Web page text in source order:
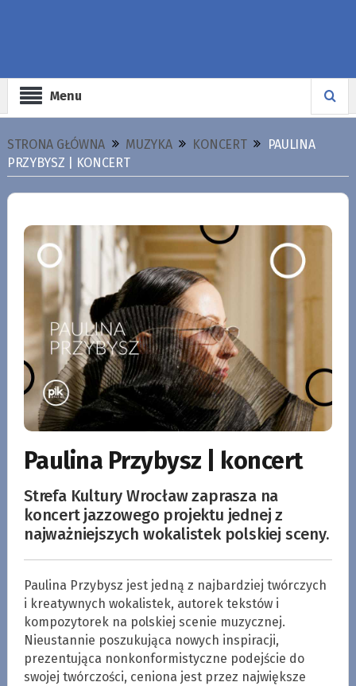
Menu
STRONA GŁÓWNA MUZYKA KONCERT
PAULINA
PRZYBYSZ | KONCERT
Paulina Przybysz | koncert
Strefa Kultury Wrocław zaprasza na
koncert jazzowego projektu jednej z
najważniejszych wokalistek polskiej sceny.
Paulina Przybysz jest jedną z najbardziej twórczych
i kreatywnych wokalistek, autorek tekstów i
kompozytorek na polskiej scenie muzycznej.
Nieustannie poszukująca nowych inspiracji,
prezentująca nonkonformistyczne podejście do
swojej twórczości, ceniona jest przez największe